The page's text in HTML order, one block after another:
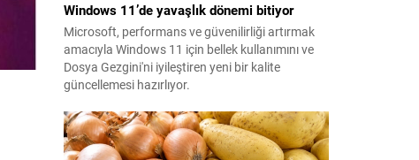
Windows 11’de yavaşlık dönemi bitiyor
Microsoft, performans ve güvenilirliği artırmak
amacıyla Windows 11 için bellek kullanımını ve
Dosya Gezgini'ni iyileştiren yeni bir kalite
güncellemesi hazırlıyor.